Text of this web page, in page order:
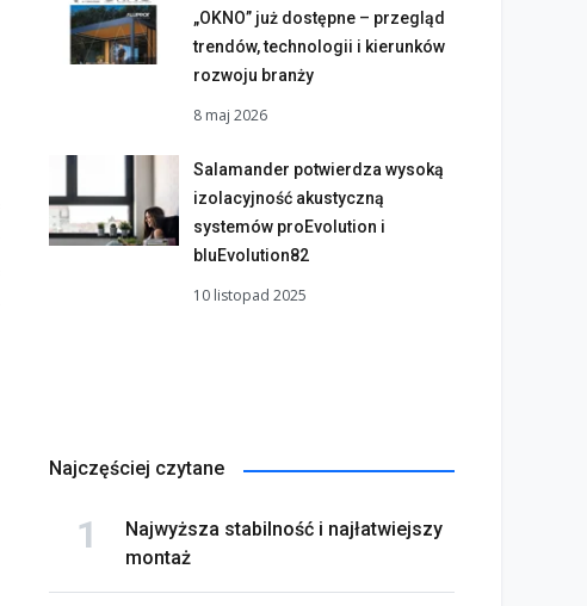
„OKNO” już dostępne – przegląd
trendów, technologii i kierunków
rozwoju branży
8 maj 2026
Salamander potwierdza wysoką
izolacyjność akustyczną
systemów proEvolution i
bluEvolution82
10 listopad 2025
Najczęściej czytane
Najwyższa stabilność i najłatwiejszy
montaż